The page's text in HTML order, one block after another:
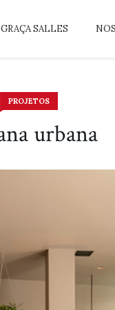
GRAÇA SALLES
PROJETOS
urbana